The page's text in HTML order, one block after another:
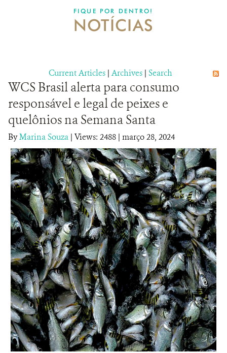
FIQUE POR DENTRO!
NOTÍCIAS
Current Articles | Archives | Search
WCS Brasil alerta para consumo
responsável e legal de peixes e
quelônios na Semana Santa
ByMarina Souza | Views: 2488 | março 28, 2024